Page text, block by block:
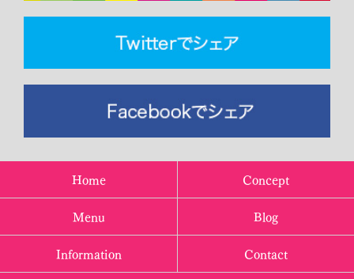
Home
Concept
Menu
Blog
Information
Contact